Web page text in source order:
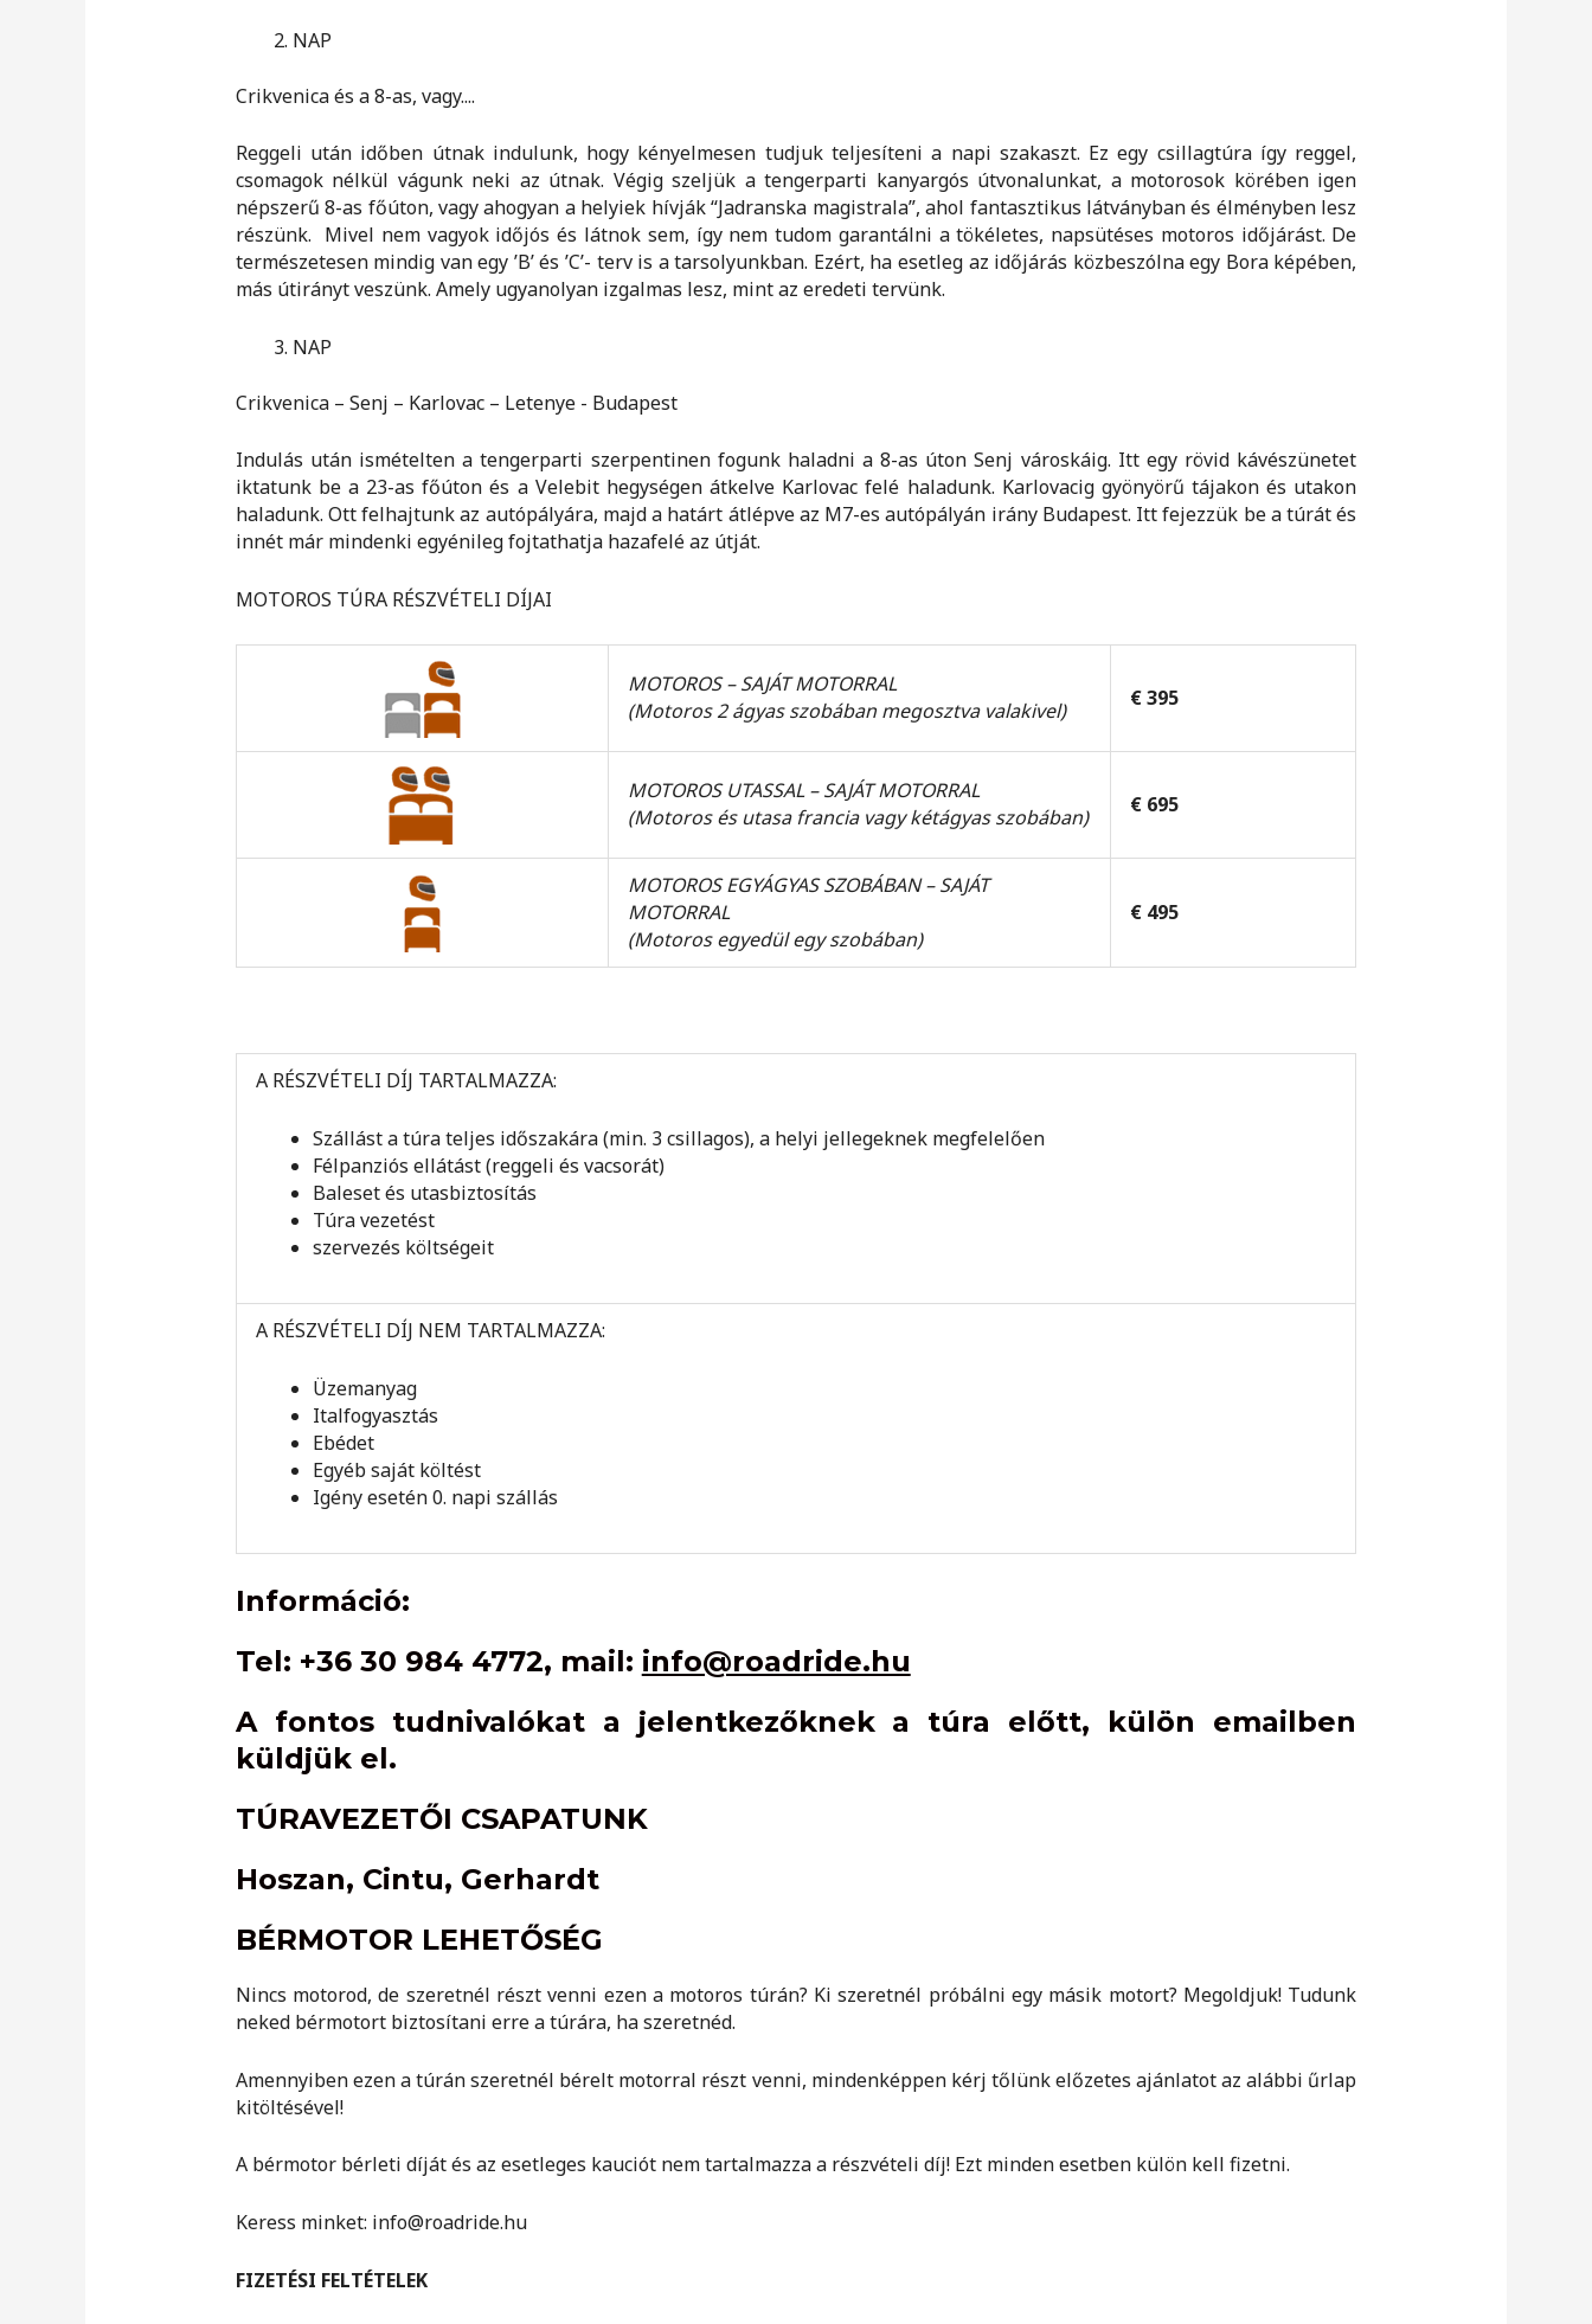
NAP
Crikvenica és a 8-as, vagy....
Reggeli után időben útnak indulunk, hogy kényelmesen tudjuk teljesíteni a napi szakaszt. Ez egy csillagtúra így reggel,
csomagok nélkül vágunk neki az útnak. Végig szeljük a tengerparti kanyargós útvonalunkat, a motorosok körében igen
népszerű 8-as főúton, vagy ahogyan a helyiek hívják “Jadranska magistrala”, ahol fantasztikus látványban és élményben lesz
részünk. Mivel nem vagyok időjós és látnok sem, így nem tudom garantálni a tökéletes, napsütéses motoros időjárást. De
természetesen mindig van egy ’B’ és ’C’- terv is a tarsolyunkban. Ezért, ha esetleg az időjárás közbeszólna egy Bora képében,
más útirányt veszünk. Amely ugyanolyan izgalmas lesz, mint az eredeti tervünk.
NAP
Crikvenica – Senj – Karlovac – Letenye - Budapest
Indulás után ismételten a tengerparti szerpentinen fogunk haladni a 8-as úton Senj városkáig. Itt egy rövid kávészünetet
iktatunk be a 23-as főúton és a Velebit hegységen átkelve Karlovac felé haladunk. Karlovacig gyönyörű tájakon és utakon
haladunk. Ott felhajtunk az autópályára, majd a határt átlépve az M7-es autópályán irány Budapest. Itt fejezzük be a túrát és
innét már mindenki egyénileg fojtathatja hazafelé az útját.
MOTOROS TÚRA RÉSZVÉTELI DÍJAI
MOTOROS – SAJÁT MOTORRAL
(Motoros 2 ágyas szobában megosztva valakivel)
€ 395
MOTOROS UTASSAL – SAJÁT MOTORRAL
(Motoros és utasa francia vagy kétágyas szobában)
€ 695
MOTOROS EGYÁGYAS SZOBÁBAN – SAJÁT
MOTORRAL
(Motoros egyedül egy szobában)
€ 495
A RÉSZVÉTELI DÍJ TARTALMAZZA:
Szállást a túra teljes időszakára (min. 3 csillagos), a helyi jellegeknek megfelelően
Félpanziós ellátást (reggeli és vacsorát)
Baleset és utasbiztosítás
Túra vezetést
szervezés költségeit
A RÉSZVÉTELI DÍJ NEM TARTALMAZZA:
Üzemanyag
Italfogyasztás
Ebédet
Egyéb saját költést
Igény esetén 0. napi szállás
Információ:
Tel: +36 30 984 4772, mail: info@roadride.hu
A fontos tudnivalókat a jelentkezőknek a túra előtt, külön emailben
küldjük el.
TÚRAVEZETŐI CSAPATUNK
Hoszan, Cintu, Gerhardt
BÉRMOTOR LEHETŐSÉG
Nincs motorod, de szeretnél részt venni ezen a motoros túrán? Ki szeretnél próbálni egy másik motort? Megoldjuk! Tudunk
neked bérmotort biztosítani erre a túrára, ha szeretnéd.
Amennyiben ezen a túrán szeretnél bérelt motorral részt venni, mindenképpen kérj tőlünk előzetes ajánlatot az alábbi űrlap
kitöltésével!
A bérmotor bérleti díját és az esetleges kauciót nem tartalmazza a részvételi díj! Ezt minden esetben külön kell fizetni.
Keress minket: info@roadride.hu
FIZETÉSI FELTÉTELEK